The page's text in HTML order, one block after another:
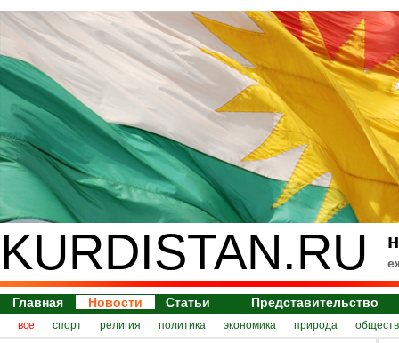
KURDISTAN.RU
Главная Новости Статьи Представительство
все спорт религия политика экономика природа